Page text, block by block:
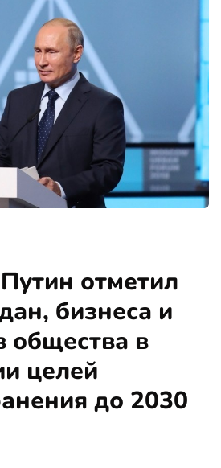
отметил
бизнеса и
общества в
целей
до 2030